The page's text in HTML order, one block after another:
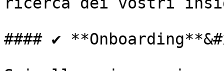
#### ✔️